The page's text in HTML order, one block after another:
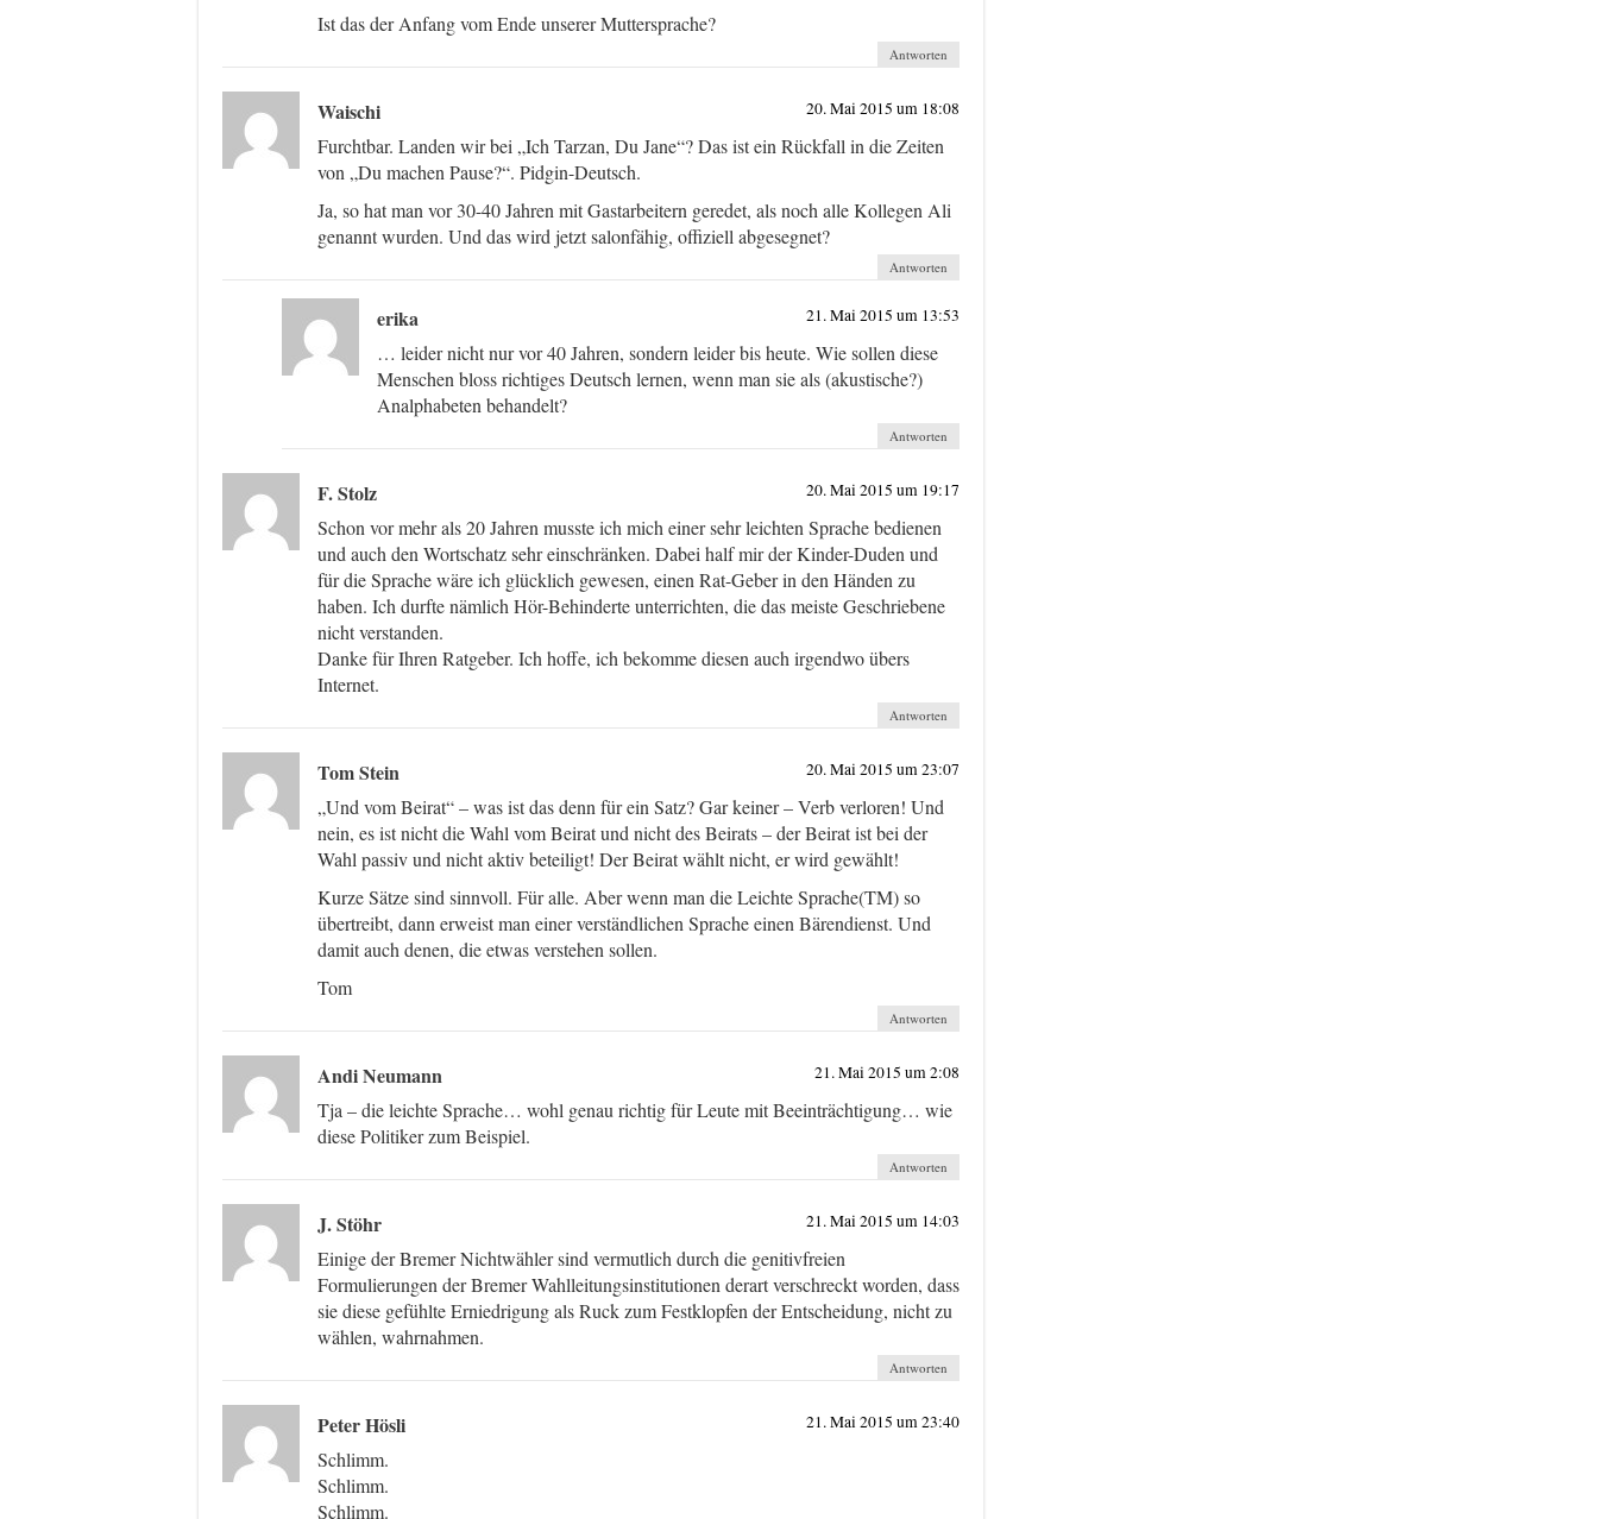
Ist das der Anfang vom Ende unserer Muttersprache?
Antworten
Waischi 20. Mai 2015 um 18:08
Furchtbar. Landen wir bei „Ich Tarzan, Du Jane“? Das ist ein Rückfall in die Zeiten
von „Du machen Pause?“. Pidgin-Deutsch.
Ja, so hat man vor 30-40 Jahren mit Gastarbeitern geredet, als noch alle Kollegen Ali
genannt wurden. Und das wird jetzt salonfähig, offiziell abgesegnet?
Antworten
erika 21. Mai 2015 um 13:53
… leider nicht nur vor 40 Jahren, sondern leider bis heute. Wie sollen diese
Menschen bloss richtiges Deutsch lernen, wenn man sie als (akustische?)
Analphabeten behandelt?
Antworten
F. Stolz 20. Mai 2015 um 19:17
Schon vor mehr als 20 Jahren musste ich mich einer sehr leichten Sprache bedienen
und auch den Wortschatz sehr einschränken. Dabei half mir der Kinder-Duden und
für die Sprache wäre ich glücklich gewesen, einen Rat-Geber in den Händen zu
haben. Ich durfte nämlich Hör-Behinderte unterrichten, die das meiste Geschriebene
nicht verstanden.
Danke für Ihren Ratgeber. Ich hoffe, ich bekomme diesen auch irgendwo übers
Internet.
Antworten
Tom Stein 20. Mai 2015 um 23:07
„Und vom Beirat“ – was ist das denn für ein Satz? Gar keiner – Verb verloren! Und
nein, es ist nicht die Wahl vom Beirat und nicht des Beirats – der Beirat ist bei der
Wahl passiv und nicht aktiv beteiligt! Der Beirat wählt nicht, er wird gewählt!
Kurze Sätze sind sinnvoll. Für alle. Aber wenn man die Leichte Sprache(TM) so
übertreibt, dann erweist man einer verständlichen Sprache einen Bärendienst. Und
damit auch denen, die etwas verstehen sollen.
Tom
Antworten
Andi Neumann 21. Mai 2015 um 2:08
Tja – die leichte Sprache… wohl genau richtig für Leute mit Beeinträchtigung… wie
diese Politiker zum Beispiel.
Antworten
J. Stöhr 21. Mai 2015 um 14:03
Einige der Bremer Nichtwähler sind vermutlich durch die genitivfreien
Formulierungen der Bremer Wahlleitungsinstitutionen derart verschreckt worden, dass
sie diese gefühlte Erniedrigung als Ruck zum Festklopfen der Entscheidung, nicht zu
wählen, wahrnahmen.
Antworten
Peter Hösli 21. Mai 2015 um 23:40
Schlimm.
Schlimm.
Schlimm.